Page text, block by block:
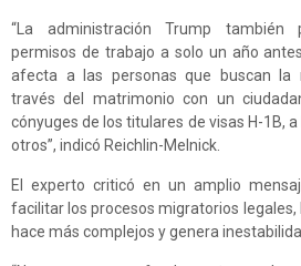
“La administración Trump también
permisos de trabajo a solo un año
afecta a las personas que buscan la
través del matrimonio con un
cónyuges de los titulares de visas H-1B,
otros”, indicó Reichlin-Melnick.
El experto criticó en un amplio
facilitar los procesos migratorios
hace más complejos y genera